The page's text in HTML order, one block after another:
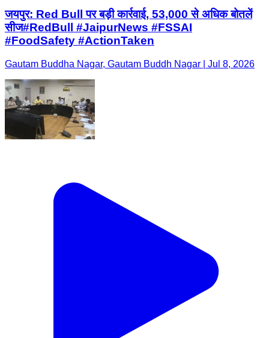
जयपुर: Red Bull पर बड़ी कार्रवाई, 53,000 से अधिक बोतलें
सीज ​#RedBull #JaipurNews #FSSAI
#FoodSafety #ActionTaken
Gautam Buddha Nagar, Gautam Buddh Nagar | Jul 8, 2026